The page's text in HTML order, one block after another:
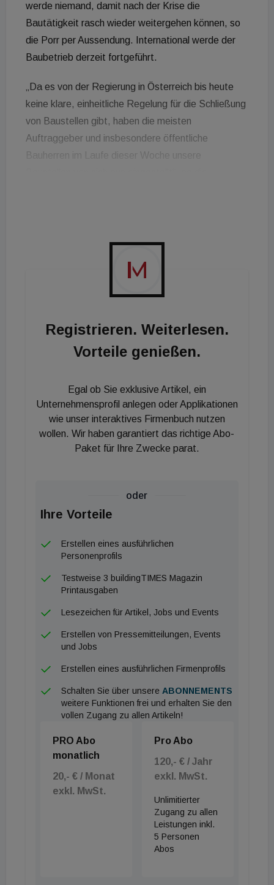
werde niemand, damit nach der Krise die
Bautätigkeit rasch wieder weitergehen können, so
die Porr per Aussendung. International werde der
Baubetrieb derzeit fortgeführt.
„Da es von der Regierung in Österreich bis heute
keine klare, einheitliche Regelung für die Schließung
von Baustellen gibt, haben die meisten
Auftraggeber und insbesondere öffentliche
Bauherren im Laufe dieser Woche unsere
Registrieren. Weiterlesen.
Vorteile genießen.
Egal ob Sie exklusive Artikel, ein
Unternehmensprofil anlegen oder Applikationen
wie unser interaktives Firmenbuch nutzen
wollen. Wir haben garantiert das richtige Abo-
Paket für Ihre Zwecke parat.
oder
Ihre Vorteile
Erstellen eines ausführlichen
Personenprofils
Testweise 3 buildingTIMES Magazin
Printausgaben
Lesezeichen für Artikel, Jobs und Events
Erstellen von Pressemitteilungen, Events
und Jobs
Erstellen eines ausführlichen Firmenprofils
Schalten Sie über unsere ABONNEMENTS
weitere Funktionen frei und erhalten Sie den
vollen Zugang zu allen Artikeln!
PRO Abo
monatlich
20,- € / Monat
exkl. MwSt.
Pro Abo
120,- € / Jahr
exkl. MwSt.
Unlimitierter
Zugang zu allen
Leistungen inkl.
5 Personen
Abos